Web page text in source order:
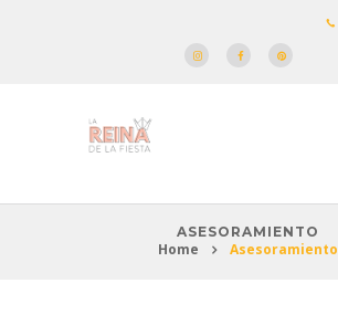
ASESORAMIENTO
Home Asesoramiento